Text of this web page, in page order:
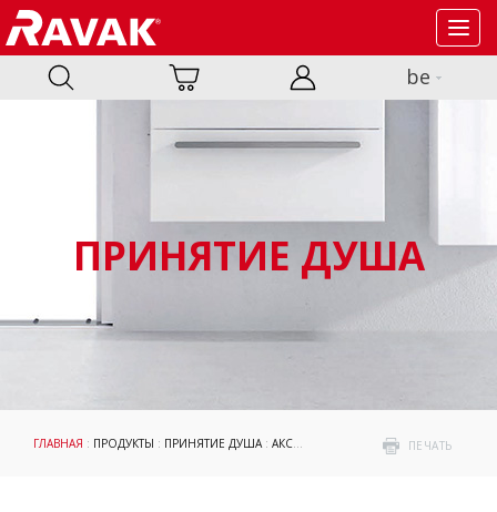
be
ПРИНЯТИЕ ДУША
ПЕЧАТЬ
ГЛАВНАЯ : ПРОДУКТЫ : ПРИНЯТИЕ ДУША: АКСЕССУАРЫ : ПРОФИЛИ